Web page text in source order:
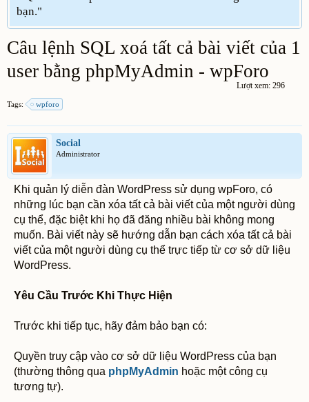
bạn."
Câu lệnh SQL xoá tất cả bài viết của 1
user bằng phpMyAdmin - wpForo
Lượt xem: 296
Tags: wpforo
Social
Administrator
Khi quản lý diễn đàn WordPress sử dụng wpForo, có
những lúc bạn cần xóa tất cả bài viết của một người dùng
cụ thể, đặc biệt khi họ đã đăng nhiều bài không mong
muốn. Bài viết này sẽ hướng dẫn bạn cách xóa tất cả bài
viết của một người dùng cụ thể trực tiếp từ cơ sở dữ liệu
WordPress.
Yêu Cầu Trước Khi Thực Hiện
Trước khi tiếp tục, hãy đảm bảo bạn có:
Quyền truy cập vào cơ sở dữ liệu WordPress của bạn
(thường thông qua phpMyAdmin hoặc một công cụ
tương tự).